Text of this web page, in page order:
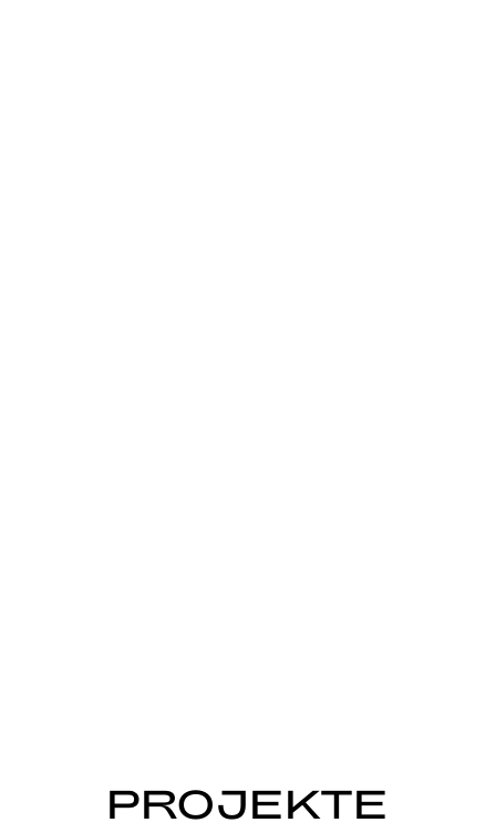
PROJEKTE